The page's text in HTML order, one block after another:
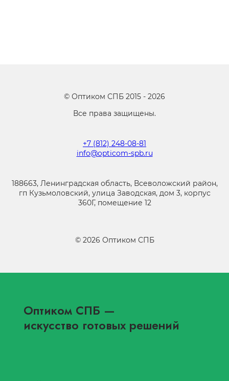
© Оптиком СПБ 2015 - 2026
Все права защищены.
+7 (812) 248-08-81
info@opticom-spb.ru
188663, Ленинградская область, Всеволожский район,
гп Кузьмоловский, улица Заводская, дом 3, корпус
360Г, помещение 12
© 2026 Оптиком СПБ
Оптиком СПБ —
искусство готовых решений